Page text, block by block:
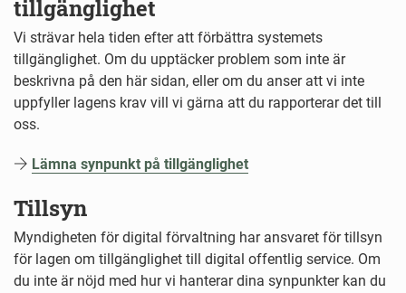
tillgänglighet
Vi strävar hela tiden efter att förbättra systemets
tillgänglighet. Om du upptäcker problem som inte är
beskrivna på den här sidan, eller om du anser att vi inte
uppfyller lagens krav vill vi gärna att du rapporterar det till
oss.
Lämna synpunkt på tillgänglighet
Tillsyn
Myndigheten för digital förvaltning har ansvaret för tillsyn
för lagen om tillgänglighet till digital offentlig service. Om
du inte är nöjd med hur vi hanterar dina synpunkter kan du